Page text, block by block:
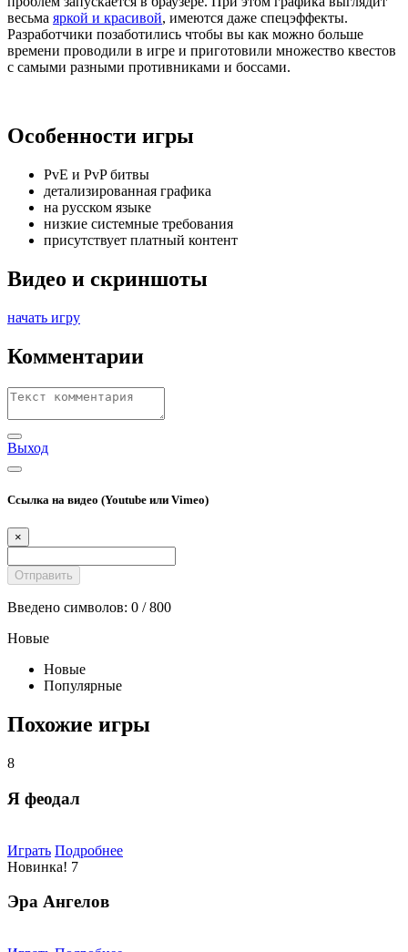
весьма яркой и красивой, имеются даже спецэффекты.
Разработчики позаботились чтобы вы как можно больше
времени проводили в игре и приготовили множество квестов
с самыми разными противниками и боссами.
Особенности игры
PvE и PvP битвы
детализированная графика
на русском языке
низкие системные требования
присутствует платный контент
Видео и скриншоты
начать игру
Комментарии
Выход
Ссылка на видео (Youtube или Vimeo)
×
Введено символов: 0 / 800
Новые
Новые
Популярные
Похожие игры
8
Я феодал
Играть Подробнее
Новинка! 7
Эра Ангелов